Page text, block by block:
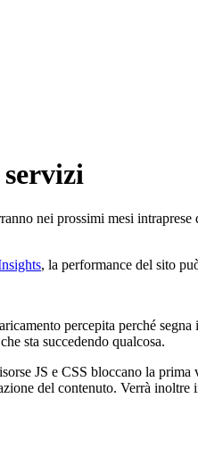
nei prossimi mesi
, la performance del sito
percepita perché
sta succedendo qualcosa.
JS e CSS bloccano la
del contenuto. Verrà